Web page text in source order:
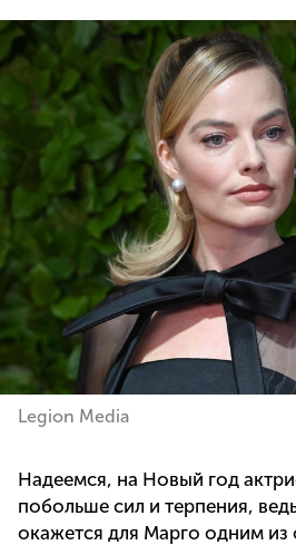
Legion Media
Надеемся, на Новый год
побольше сил и терпения,
окажется для Марго одним из